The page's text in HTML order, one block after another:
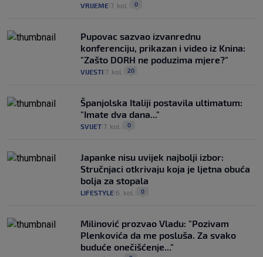
VRIJEME 7. kol. 0
Pupovac sazvao izvanrednu
konferenciju, prikazan i video iz Knina:
"Zašto DORH ne poduzima mjere?"
VIJESTI 7. kol. 20
Španjolska Italiji postavila ultimatum:
"Imate dva dana..."
SVIJET 7. kol. 0
Japanke nisu uvijek najbolji izbor:
Stručnjaci otkrivaju koja je ljetna obuća
bolja za stopala
LIFESTYLE 6. kol. 0
Milinović prozvao Vladu: "Pozivam
Plenkovića da me posluša. Za svako
buduće onečišćenje..."